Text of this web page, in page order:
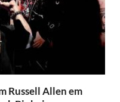
Russell Allen em